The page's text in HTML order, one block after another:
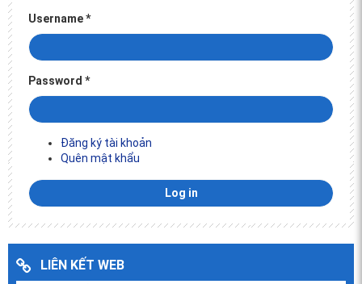
Username*
Password *
Đăng ký tài khoản
Quên mật khẩu
LIÊN KẾT WEB